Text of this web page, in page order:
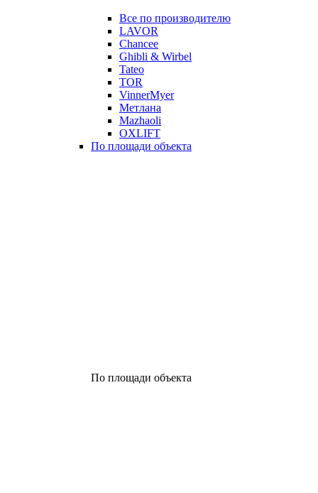
Все по производителю
LAVOR
Chancee
Ghibli & Wirbel
Tateo
TOR
VinnerMyer
Метлана
Mazhaoli
OXLIFT
По площади объекта
По площади объекта